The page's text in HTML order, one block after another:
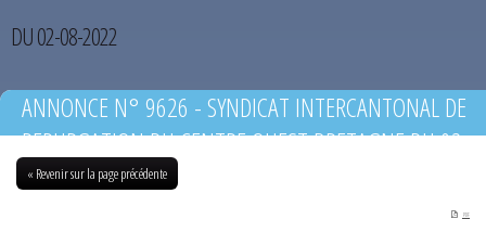
DU 02-08-2022
ANNONCE N° 9626 - SYNDICAT INTERCANTONAL DE
REPURGATION DU CENTRE OUEST BRETAGNE DU 02-
08-2022
« Revenir sur la page précédente
PDF